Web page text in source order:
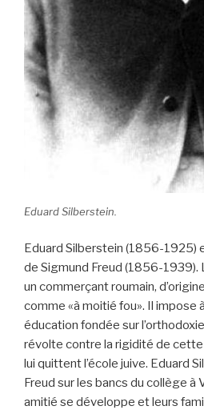
Eduard Silberstein.
Eduard Silberstein (1856-1925)
de Sigmund Freud (1856-1939).
un commerçant roumain,
comme «à moitié fou». Il impose
éducation fondée sur
révolte contre la rigidité de
lui quittent l’école juive. Eduard
Freud sur les bancs du collège à
amitié se développe et leurs